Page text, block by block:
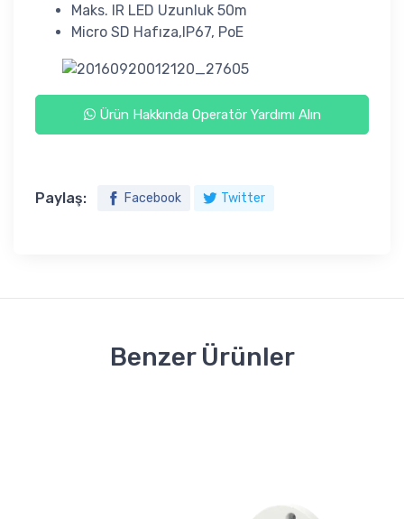
Maks. IR LED Uzunluk 50m
Micro SD Hafıza,IP67, PoE
Ürün Hakkında Operatör Yardımı Alın
Paylaş: Facebook Twitter
Benzer Ürünler